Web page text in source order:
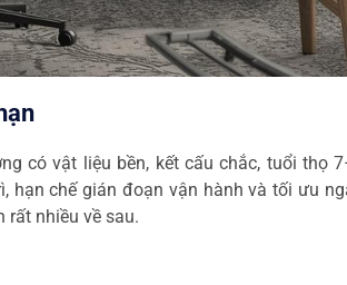
có vật liệu bền, kết cấu chắc, tuổi thọ
hạn chế gián đoạn vận hành và tối ưu
rất nhiều về sau.